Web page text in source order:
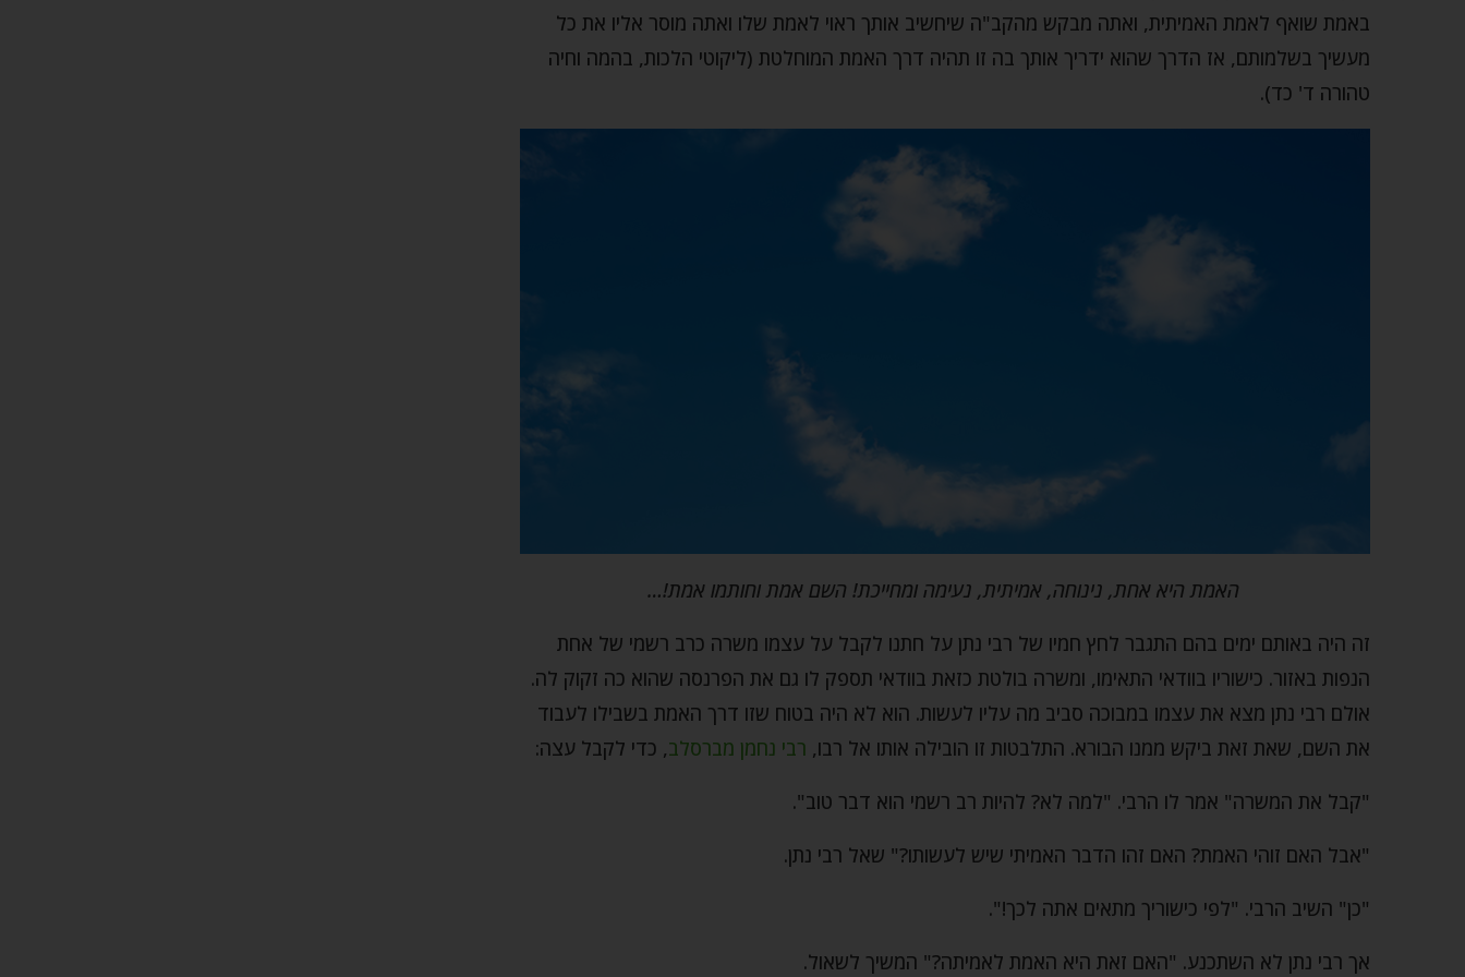
באמת שואף לאמת האמיתית, ואתה מבקש מהקב"ה שיחשיב אותך ראוי לאמת שלו ואתה מוסר אליו את כל
מעשיך בשלמותם, אז הדרך שהוא ידריך אותך בה זו תהיה דרך האמת המוחלטת (ליקוטי הלכות, בהמה וחיה
טהורה ד' כד).
האמת היא אחת, נינוחה, אמיתית, נעימה ומחייכת! השם אמת וחותמו אמת!…
זה היה באותם ימים בהם התגבר לחץ חמיו של רבי נתן על חתנו לקבל על עצמו משרה כרב רשמי של אחת
הנפות באזור. כישוריו בוודאי התאימו, ומשרה בולטת כזאת בוודאי תספק לו גם את הפרנסה שהוא כה זקוק לה.
אולם רבי נתן מצא את עצמו במבוכה סביב מה עליו לעשות. הוא לא היה בטוח שזו דרך האמת בשבילו לעבוד
את השם, שאת זאת ביקש ממנו הבורא. התלבטות זו הובילה אותו אל רבו, רבי נחמן מברסלב, כדי לקבל עצה:
"קבל את המשרה" אמר לו הרבי. "למה לא? להיות רב רשמי הוא דבר טוב".
"אבל האם זוהי האמת? האם זהו הדבר האמיתי שיש לעשותו?" שאל רבי נתן.
"כן" השיב הרבי. "לפי כישוריך מתאים אתה לכך!".
אך רבי נתן לא השתכנע. "האם זאת היא האמת לאמיתה?" המשיך לשאול.